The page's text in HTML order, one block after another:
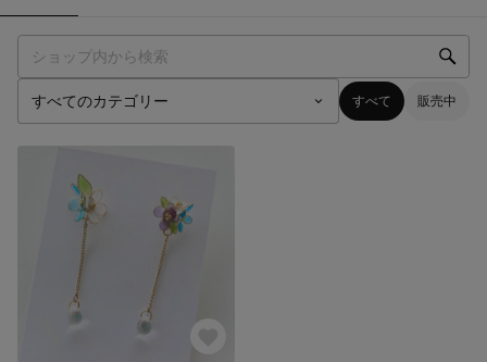
すべて 販売中